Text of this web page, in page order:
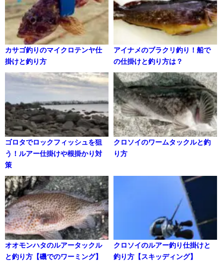
カサゴ釣りのマイクロテンヤ仕
掛けと釣り方
アイナメのブラクリ釣り！船で
の仕掛けと釣り方は？
ゴロタでロックフィッシュを狙
う！ルアー仕掛けや根掛かり対
策
クロソイのワームタックルと釣
り方
オオモンハタのルアータックル
と釣り方【磯でのワーミング】
クロソイのルアー釣り仕掛けと
釣り方【スキッディング】